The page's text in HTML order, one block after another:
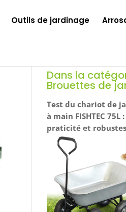
Outils de jardinage
Dans la
Brouettes de
Test du chariot de
à main FISHTEC 75L :
praticité et